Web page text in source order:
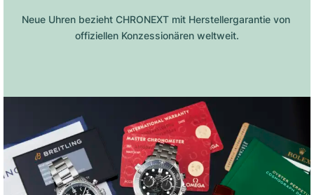
Neue Uhren bezieht CHRONEXT mit Herstellergarantie von
offiziellen Konzessionären weltweit.